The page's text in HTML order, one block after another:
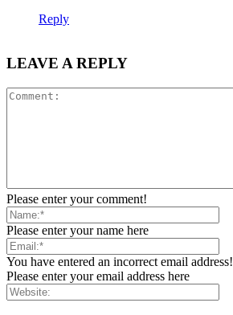
Reply
LEAVE A REPLY
Please enter your comment!
Please enter your name here
You have entered an incorrect email address!
Please enter your email address here